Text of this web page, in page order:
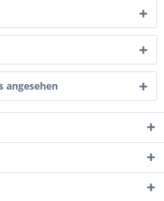
angesehen